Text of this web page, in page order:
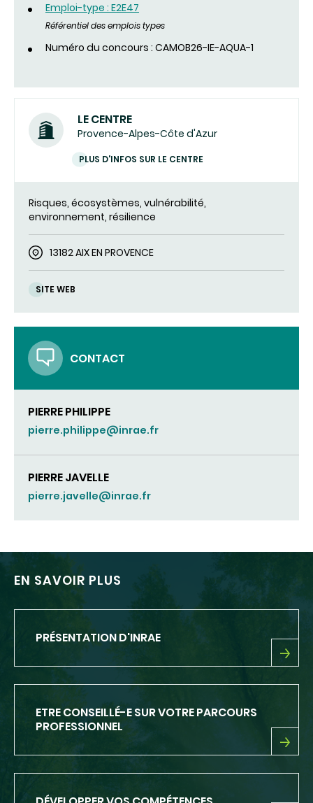
Emploi-type : E2E47
Référentiel des emplois types
Numéro du concours : CAMOB26-IE-AQUA-1
LE CENTRE
Provence-Alpes-Côte d'Azur
PLUS D'INFOS SUR LE CENTRE
Risques, écosystèmes, vulnérabilité,
environnement, résilience
13182 AIX EN PROVENCE
SITE WEB
CONTACT
PIERRE PHILIPPE
pierre.philippe@inrae.fr
PIERRE JAVELLE
pierre.javelle@inrae.fr
EN SAVOIR PLUS
PRÉSENTATION D'INRAE
PRÉSENTATION
ETRE CONSEILLÉ-E SUR VOTRE PARCOURS
PROFESSIONNEL
ETRE
SUR